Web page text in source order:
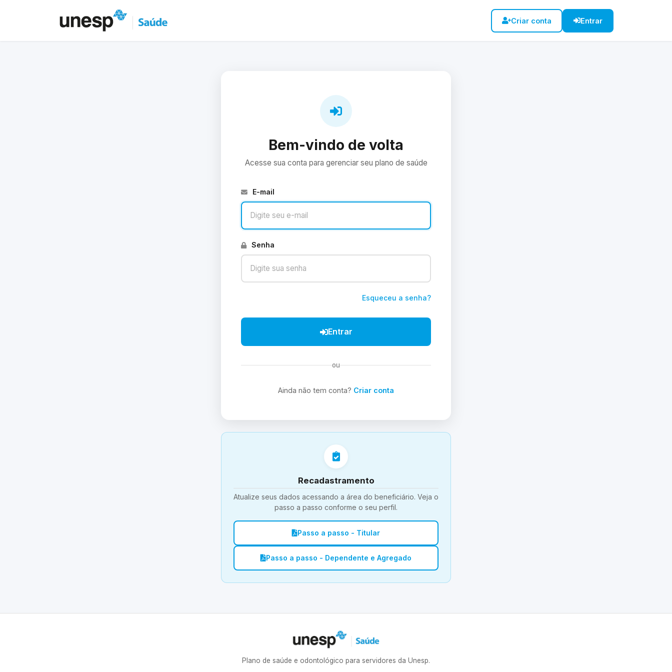
Criar conta Entrar
Bem-vindo de volta
Acesse sua conta para gerenciar seu plano de saúde
E-mail
Senha
Esqueceu a senha?
Entrar
ou
Ainda não tem conta? Criar conta
Recadastramento
Atualize seus dados acessando a área do beneficiário. Veja o
passo a passo conforme o seu perfil.
Passo a passo - Titular
Passo a passo - Dependente e Agregado
Plano de saúde e odontológico para servidores da Unesp.